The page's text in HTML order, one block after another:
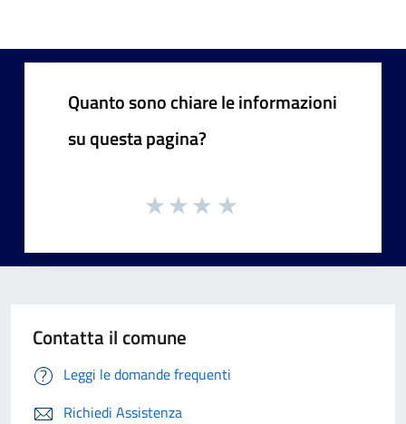
Quanto sono chiare le informazioni
su questa pagina?
Contatta il comune
Leggi le domande frequenti
Richiedi Assistenza